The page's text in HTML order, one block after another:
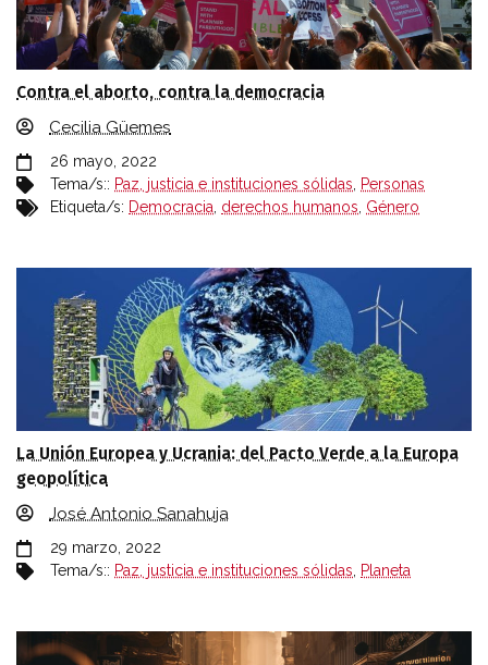
Contra el aborto, contra la democracia
Cecilia Güemes
26 mayo, 2022
Tema/s:: Paz, justicia e instituciones sólidas, Personas
Etiqueta/s: Democracia, derechos humanos, Género
La Unión Europea y Ucrania: del Pacto Verde a la Europa
geopolítica
José Antonio Sanahuja
29 marzo, 2022
Tema/s:: Paz, justicia e instituciones sólidas, Planeta